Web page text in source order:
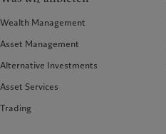
Wealth Management
Asset Management
Alternative Investments
Asset Services
Trading